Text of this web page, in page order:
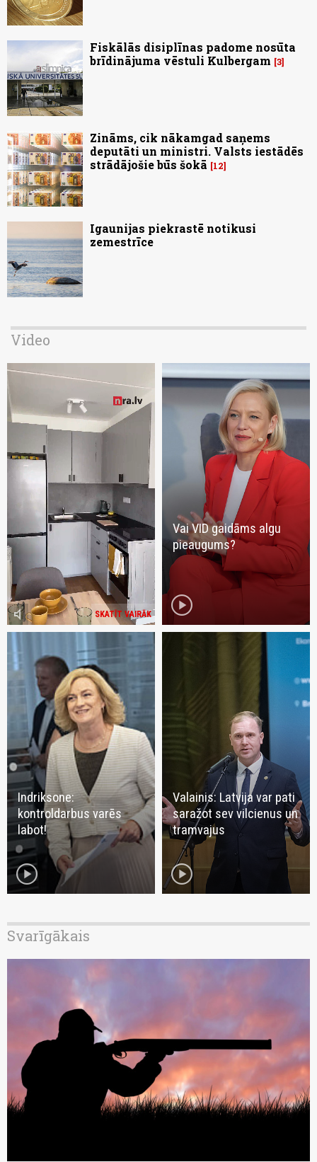
Fiskālās disiplīnas padome nosūta
brīdinājuma vēstuli Kulbergam 3
Zināms, cik nākamgad saņems
deputāti un ministri. Valsts iestādēs
strādājošie būs šokā
12
Igaunijas piekrastē notikusi
zemestrīce
Video
SKATĪT VAIRĀK
volume_mute
Vai VID gaidāms algu
pieaugums?
play_circle
Indriksone:
kontroldarbus varēs
labot!
play_circle
Valainis: Latvija var pati
saražot sev vilcienus un
tramvajus
play_circle
Svarīgākais